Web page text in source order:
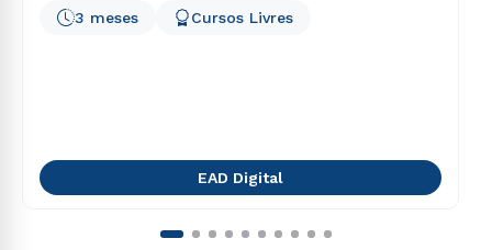
3 meses Cursos Livres
EAD Digital